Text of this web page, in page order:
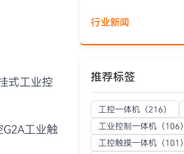
式工业控
工业触
行业新闻
推荐标签
工控一体机（216）
工业控制一体机（106）
工控触摸一体机（101）